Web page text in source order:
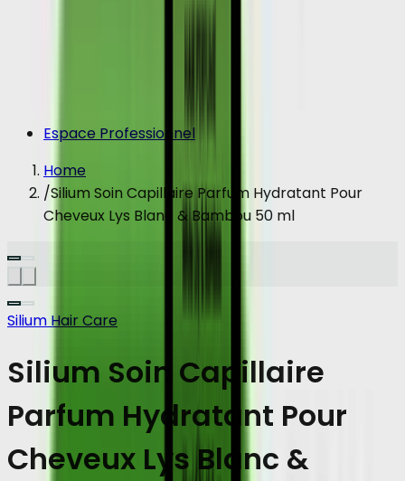
Espace Professionnel
Home
/Silium Soin Capillaire Parfum Hydratant Pour
Cheveux Lys Blanc & Bambou 50 ml
Silium Hair Care
Silium Soin Capillaire
Parfum Hydratant Pour
Cheveux Lys Blanc &